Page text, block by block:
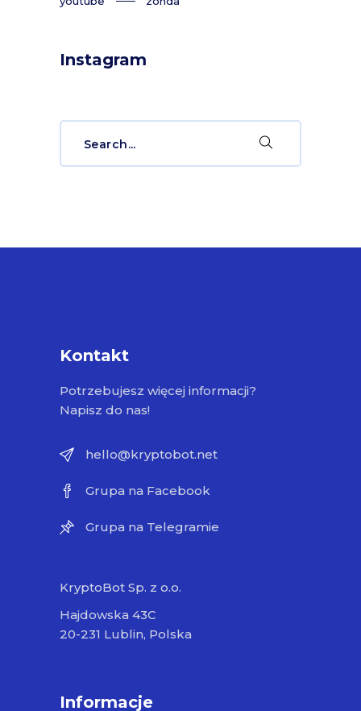
Instagram
Kontakt
Potrzebujesz więcej informacji?
Napisz do nas!
hello@kryptobot.net
Grupa na Facebook
Grupa na Telegramie
KryptoBot Sp. z o.o.
Hajdowska 43C
20-231 Lublin, Polska
Informacje